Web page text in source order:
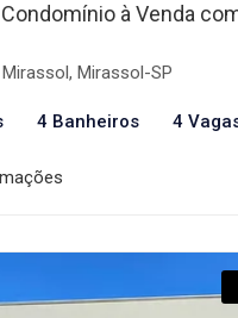
à Venda
Mirassol-SP
4 Banheiros 4